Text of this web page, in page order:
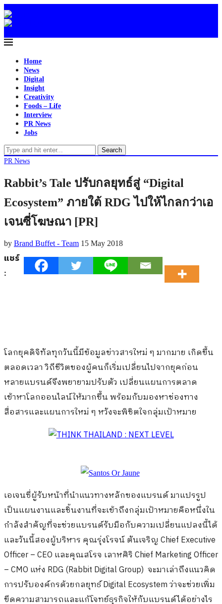
Home
News
Digital
Insight
Creativity
Foods – Life
Interview
PR News
Jobs
Search
PR News
Rabbit’s Tale ปรับกลยุทธ์สู่ “Digital
Ecosystem” ภายใต้ RDG ไปให้ไกลกว่าเอ
เจนซี่โฆษณา [PR]
by Brand Buffet - Team 15 May 2018
แชร์
:
โลกยุคดิจิทัลทุกวันนี้มีข้อมูลข่าวสารใหม่ ๆ มากมาย เกิดขึ้น
ตลอดเวลา วิถีชีวิตของผู้คนก็เริ่มเปลี่ยนไปจากยุคก่อน
หลายแบรนด์จึงพยายามปรับตัว เปลี่ยนแผนการตลาด
เข้าหาโลกออนไลน์ให้มากขึ้น พร้อมกับมองหาช่องทาง
สื่อสารและแผนการใหม่ ๆ หวังจะพิชิตใจกลุ่มเป้าหมาย
เอเจนซี่ผู้รับหน้าที่นำแนวทางหลักของแบรนด์ มาแปรรูป
เป็นแผนงานและชิ้นงานที่จะเข้าถึงกลุ่มเป้าหมายคือหนึ่งใน
กำลังสำคัญที่จะช่วยแบรนด์รับมือกับความเปลี่ยนแปลงนี้ได้
และวันนี้สองผู้บริหาร คุณรุ่งโรจน์ ตันเจริญ Chief Executive
Officer – CEO และคุณสโรจ เลาหศิริ Chief Marketing Officer
– CMO แห่ง RDG (Rabbit Digital Group) จะมาเล่าถึงแนวคิด
การปรับองค์กรด้วยกลยุทธ์ Digital Ecosystem ว่าจะช่วยเพิ่ม
ขีดความสามารถและแก้โจทย์ธุรกิจให้กับแบรนด์ได้อย่างไร